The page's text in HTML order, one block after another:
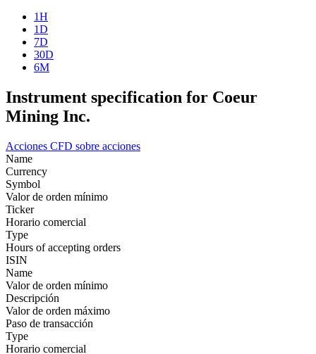
1H
1D
7D
30D
6M
Instrument specification for Coeur
Mining Inc.
Acciones CFD sobre acciones
Name
Currency
Symbol
Valor de orden mínimo
Ticker
Horario comercial
Type
Hours of accepting orders
ISIN
Name
Valor de orden mínimo
Descripción
Valor de orden máximo
Paso de transacción
Type
Horario comercial